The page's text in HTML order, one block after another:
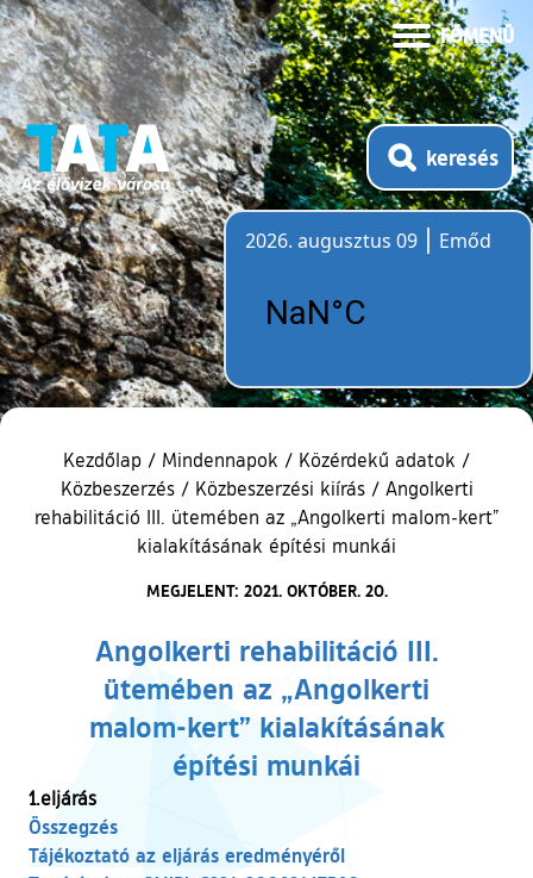
FŐMENÜ
keresés
2026. augusztus 09
Emőd
Kezdőlap / Mindennapok / Közérdekű adatok /
Közbeszerzés / Közbeszerzési kiírás / Angolkerti
rehabilitáció III. ütemében az „Angolkerti malom-kert”
kialakításának építési munkái
MEGJELENT: 2021. OKTÓBER. 20.
Angolkerti rehabilitáció III.
ütemében az „Angolkerti
malom-kert” kialakításának
építési munkái
1.eljárás
Összegzés(külső hivatkozás)
Tájékoztató az eljárás eredményéről(külső hivatkozás)